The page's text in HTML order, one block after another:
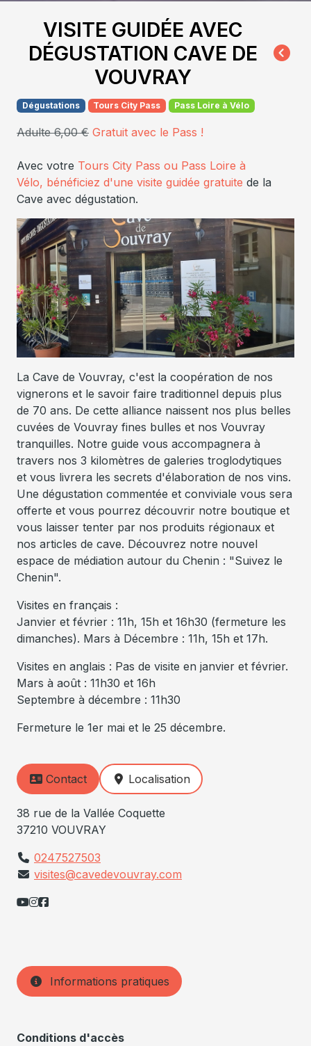
VISITE GUIDÉE AVEC
DÉGUSTATION CAVE DE
VOUVRAY
Dégustations Tours City Pass Pass Loire à Vélo
Adulte 6,00 € Gratuit avec le Pass !
Avec votre Tours City Pass ou Pass Loire à
Vélo, bénéficiez d'une visite guidée gratuite de la
Cave avec dégustation.
La Cave de Vouvray, c'est la coopération de nos
vignerons et le savoir faire traditionnel depuis plus
de 70 ans. De cette alliance naissent nos plus belles
cuvées de Vouvray fines bulles et nos Vouvray
tranquilles. Notre guide vous accompagnera à
travers nos 3 kilomètres de galeries troglodytiques
et vous livrera les secrets d'élaboration de nos vins.
Une dégustation commentée et conviviale vous sera
offerte et vous pourrez découvrir notre boutique et
vous laisser tenter par nos produits régionaux et
nos articles de cave. Découvrez notre nouvel
espace de médiation autour du Chenin : "Suivez le
Chenin".
Visites en français :
Janvier et février : 11h, 15h et 16h30 (fermeture les
dimanches). Mars à Décembre : 11h, 15h et 17h.
Visites en anglais : Pas de visite en janvier et février.
Mars à août : 11h30 et 16h
Septembre à décembre : 11h30
Fermeture le 1er mai et le 25 décembre.
Contact Localisation
38 rue de la Vallée Coquette
37210 VOUVRAY
0247527503
visites@cavedevouvray.com
Informations pratiques
Conditions d'accès